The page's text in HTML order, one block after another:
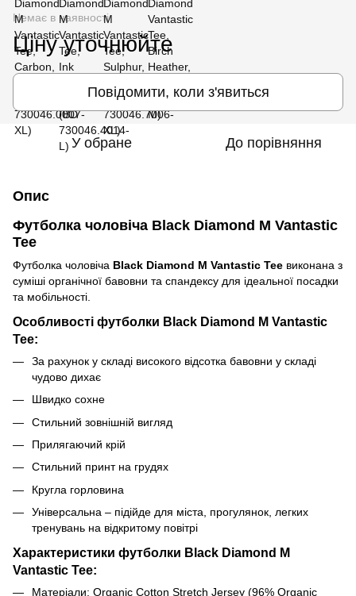
Немає в наявності
Ціну уточнюйте
Повідомити, коли з'явиться
У обране До порівняння
Опис
Футболка чоловіча Black Diamond M Vantastic
Tee
Футболка чоловіча Black Diamond M Vantastic Tee виконана з
суміші органічної бавовни та спандексу для ідеальної посадки
та мобільності.
Особливості футболки Black Diamond M Vantastic
Tee:
За рахунок у складі високого відсотка бавовни у складі
чудово дихає
Швидко сохне
Стильний зовнішній вигляд
Прилягаючий крій
Стильний принт на грудях
Кругла горловина
Універсальна – підійде для міста, прогулянок, легких
тренувань на відкритому повітрі
Характеристики футболки Black Diamond M
Vantastic Tee:
Матеріали: Organic Cotton Stretch Jersey (96% Organic